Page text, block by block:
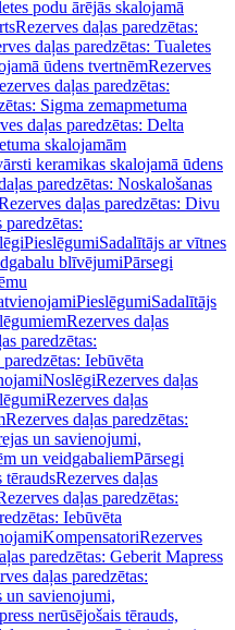
podu ārējās skalojamā
Rezerves daļas paredzētas:
daļas paredzētas: Tualetes
ūdens tvertnēmRezerves
daļas paredzētas:
Sigma zemapmetuma
daļas paredzētas: Delta
skalojamām
keramikas skalojamā ūdens
paredzētas: Noskalošanas
daļas paredzētas: Divu
paredzētas:
PieslēgumiSadalītājs ar vītnes
blīvējumiPārsegi
PieslēgumiSadalītājs
Rezerves daļas
paredzētas:
Iebūvēta
NoslēgiRezerves daļas
Rezerves daļas
Rezerves daļas paredzētas:
un savienojumi,
un veidgabaliemPārsegi
tēraudsRezerves daļas
daļas paredzētas:
Iebūvēta
KompensatoriRezerves
paredzētas: Geberit Mapress
daļas paredzētas:
un savienojumi,
nerūsējošais tērauds,